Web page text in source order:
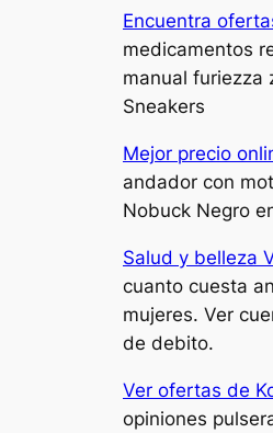
Encuentra
medicamentos
manual furiezza
Sneakers
Mejor precio
andador con
Nobuck Negro
Salud y belleza
cuanto cuesta
mujeres. Ver
de debito.
Ver ofertas de
opiniones